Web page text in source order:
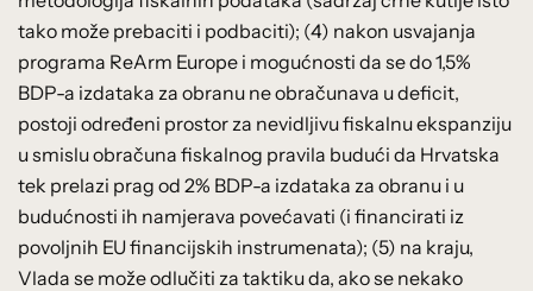
tako može prebaciti i podbaciti); (4) nakon usvajanja
programa ReArm Europe i mogućnosti da se do 1,5%
BDP-a izdataka za obranu ne obračunava u deficit,
postoji određeni prostor za nevidljivu fiskalnu ekspanziju
u smislu obračuna fiskalnog pravila budući da Hrvatska
tek prelazi prag od 2% BDP-a izdataka za obranu i u
budućnosti ih namjerava povećavati (i financirati iz
povoljnih EU financijskih instrumenata); (5) na kraju,
Vlada se može odlučiti za taktiku da, ako se nekako